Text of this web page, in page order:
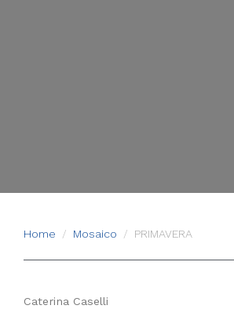
Home Mosaico PRIMAVERA
Caterina Caselli